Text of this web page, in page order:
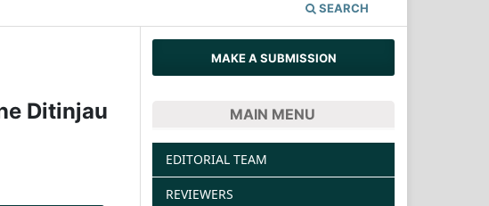
SEARCH
Ditinjau
MAKE A SUBMISSION
MAIN MENU
EDITORIAL TEAM
REVIEWERS